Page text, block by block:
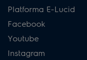
Platforma E-Lucid
Facebook
Youtube
Instagram